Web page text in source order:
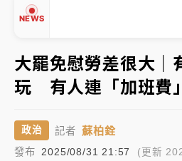
NEWS
有片｜
連根拔起
中颱白海豚風雨來了！中部
響最劇烈
白海豚逼近！北市水門只出不
油價持續凍漲！ 中油宣布下周
大罷免慰勞差很大｜
玩 有人連「加班費
政治 記者 蘇柏銓
發布 2025/08/31 21:57 (更新